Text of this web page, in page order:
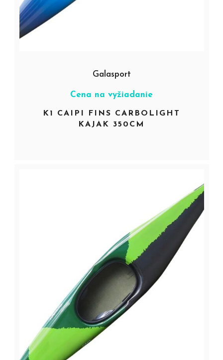
Galasport
Cena na vyžiadanie
K1 CAIPI FINS CARBOLIGHT
KAJAK 350CM